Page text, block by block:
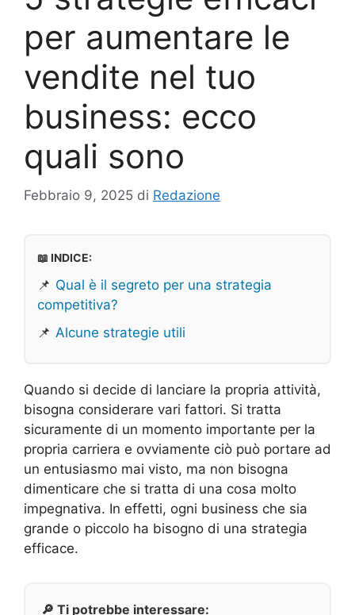
per aumentare le
vendite nel tuo
business: ecco
quali sono
Febbraio 9, 2025 di Redazione
📖 INDICE:
📌 Qual è il segreto per una strategia
competitiva?
📌 Alcune strategie utili
Quando si decide di lanciare la propria attività,
bisogna considerare vari fattori. Si tratta
sicuramente di un momento importante per la
propria carriera e ovviamente ciò può portare ad
un entusiasmo mai visto, ma non bisogna
dimenticare che si tratta di una cosa molto
impegnativa. In effetti, ogni business che sia
grande o piccolo ha bisogno di una strategia
efficace.
🔎 Ti potrebbe interessare: